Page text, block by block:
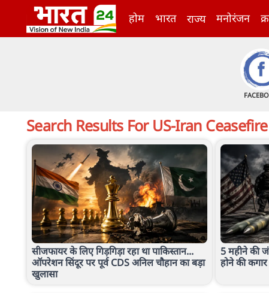
होम भारत राज्य मनोरंजन
Search Results For US-Iran Ceasefire
सीजफायर के लिए गिड़गिड़ा रहा था पाकिस्तान...
ऑपरेशन सिंदूर पर पूर्व CDS अनिल चौहान का बड़ा
खुलासा
5 महीने की
होने की